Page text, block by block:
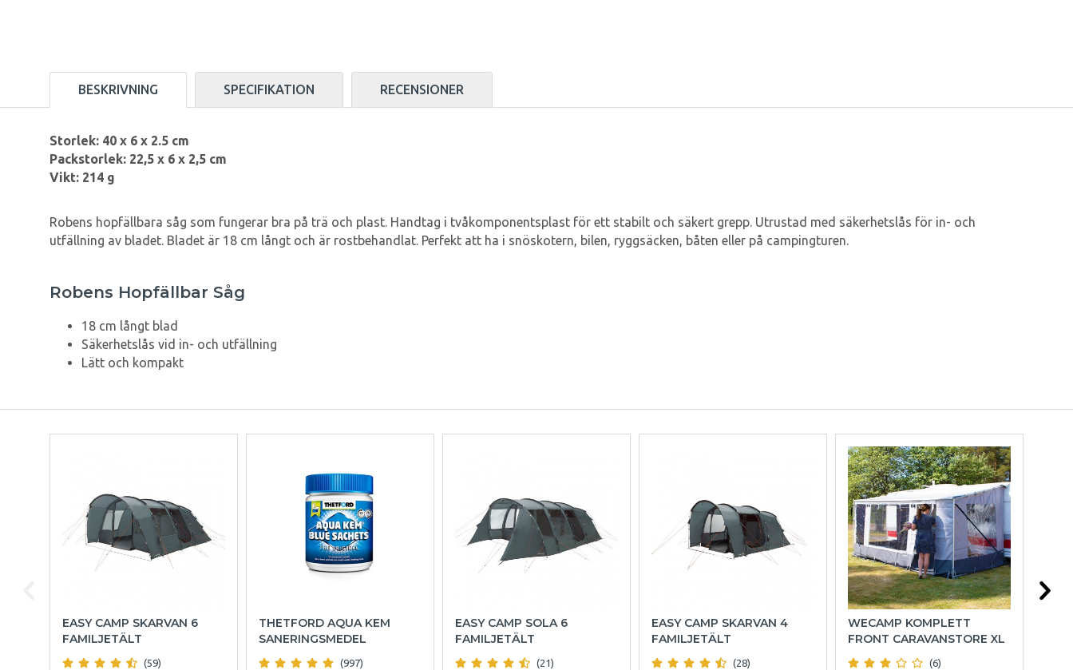
BESKRIVNING SPECIFIKATION RECENSIONER
Storlek: 40 x 6 x 2.5 cm
Packstorlek: 22,5 x 6 x 2,5 cm
Vikt: 214 g
Robens hopfällbara såg som fungerar bra på trä och plast. Handtag i tvåkomponentsplast för ett stabilt och säkert grepp. Utrustad med säkerhetslås för in- och
utfällning av bladet. Bladet är 18 cm långt och är rostbehandlat. Perfekt att ha i snöskotern, bilen, ryggsäcken, båten eller på campingturen.
Robens Hopfällbar Såg
18 cm långt blad
Säkerhetslås vid in- och utfällning
Lätt och kompakt
EASY CAMP SKARVAN 6
FAMILJETÄLT
(59)
THETFORD AQUA KEM
SANERINGSMEDEL
(997)
EASY CAMP SOLA 6
FAMILJETÄLT
(21)
EASY CAMP SKARVAN 4
FAMILJETÄLT
(28)
WECAMP KOMPLETT
FRONT CARAVANSTORE XL
(6)